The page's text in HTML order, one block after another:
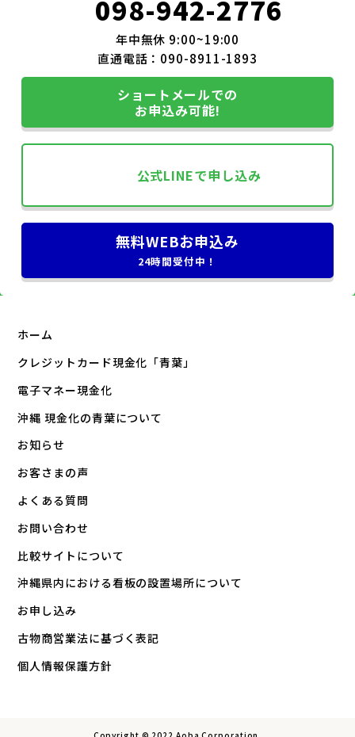
098-942-2776
年中無休 9:00~19:00
直通電話： 090-8911-1893
ショートメールでの
お申込み可能!
公式LINEで申し込み
無料WEBお申込み
24時間受付中！
ホーム
クレジットカード現金化「青葉」
電子マネー現金化
沖縄 現金化の青葉について
お知らせ
お客さまの声
よくある質問
お問い合わせ
比較サイトについて
沖縄県内における看板の設置場所について
お申し込み
古物商営業法に基づく表記
個人情報保護方針